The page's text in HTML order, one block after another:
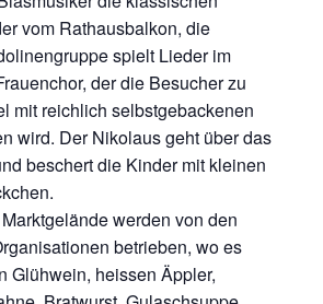
vom Rathausbalkon, die
spielt Lieder im
der die Besucher zu
mit reichlich selbstgebackenen
wird. Der Nikolaus geht über das
beschert die Kinder mit kleinen
werden von den
betrieben, wo es
Glühwein, heissen Äppler,